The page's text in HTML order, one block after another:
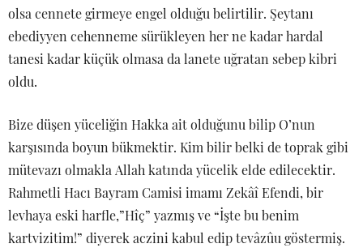
olsa cennete girmeye engel olduğu belirtilir. Şeytanı
ebediyyen cehenneme sürükleyen her ne kadar hardal
tanesi kadar küçük olmasa da lanete uğratan sebep kibri
oldu.
Bize düşen yüceliğin Hakka ait olduğunu bilip O’nun
karşısında boyun bükmektir. Kim bilir belki de toprak gibi
mütevazı olmakla Allah katında yücelik elde edilecektir.
Rahmetli Hacı Bayram Camisi imamı Zekâî Efendi, bir
levhaya eski harfle,”Hîç” yazmış ve “İşte bu benim
kartvizitim!” diyerek aczini kabul edip tevâzûu göstermiş.